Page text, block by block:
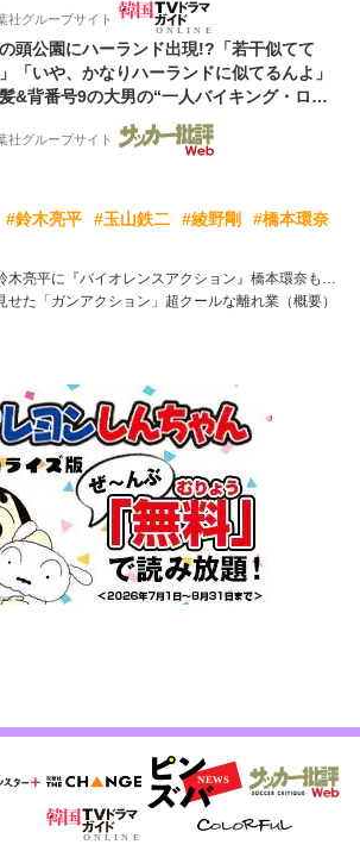
社グループサイト
頭公園にハーランド出現!?「若干似てて
「いや、かなりハーランドに似てるんよ」
&背番号9の大男の“一人バイキング・ロ
”映像が話題!「元気をもらった」
社グループサイト
#鈴木亮平 #玉山鉄二 #綾野剛 #橋本環奈
木亮平に『バイオレンスアクション』橋本環奈も…
た「ガンアクション」超クールな離れ業（概要）